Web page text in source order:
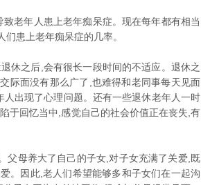
老年人患上老年痴呆症。现在每年都有相当
患上老年痴呆症的几率。
休之后,会有很长一段时间的不适应。退休之
际面没有那么广了,也难得和老同事每天见面
出现了心理问题。还有一些退休老年人一时
于回忆当中,感觉自己的社会价值正在丧失,有
母养大了自己的子女,对子女充满了关爱,既
。因此,老人们希望能够多和子女们在一起沟